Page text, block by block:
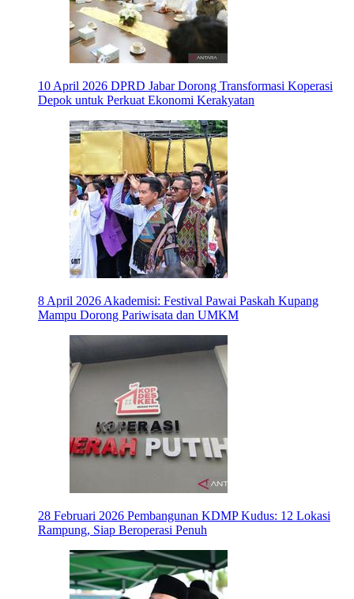
10 April 2026 DPRD Jabar Dorong Transformasi Koperasi
Depok untuk Perkuat Ekonomi Kerakyatan
8 April 2026 Akademisi: Festival Pawai Paskah Kupang
Mampu Dorong Pariwisata dan UMKM
28 Februari 2026 Pembangunan KDMP Kudus: 12 Lokasi
Rampung, Siap Beroperasi Penuh